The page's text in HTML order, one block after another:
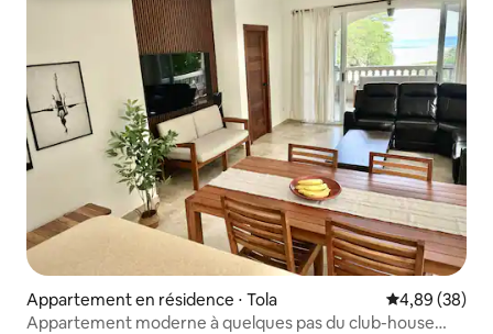
Appartement en résidence ⋅ Tola Évaluation
4,89 (38)
Appartement moderne à quelques pas du club-house